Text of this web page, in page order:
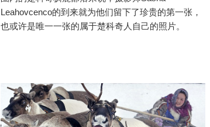
Leahovcenco的到来就为他们留下了珍贵的第一张，
也或许是唯一一张的属于楚科奇人自己的照片。